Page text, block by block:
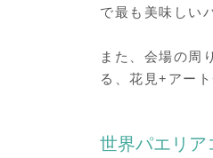
で最も美味しい
また、会場の周
る、花見+アー
世界パエリア